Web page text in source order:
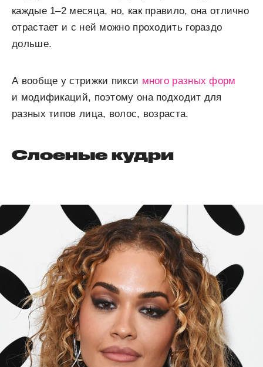
каждые 1–2 месяца, но, как правило, она отлично
отрастает и с ней можно проходить гораздо
дольше.
А вообще у стрижки пикси много разных форм
и модификаций, поэтому она подходит для
разных типов лица, волос, возраста.
Слоеные кудри